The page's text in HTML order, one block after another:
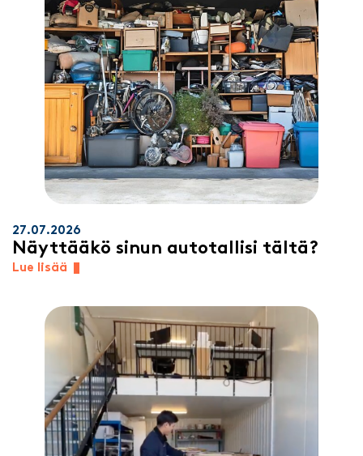
27.07.2026
Näyttääkö sinun autotallisi tältä?
Lue lisää